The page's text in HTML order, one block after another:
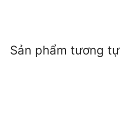
Sản phẩm tương tự